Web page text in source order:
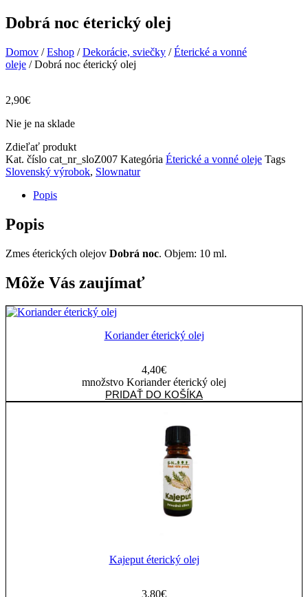
Dobrá noc éterický olej
Domov /Eshop /Dekorácie, sviečky /Éterické a vonné
oleje / Dobrá noc éterický olej
2,90€
Nie je na sklade
Zdieľať produkt
Kat. číslo cat_nr_sloZ007 Kategória Éterické a vonné oleje Tags
Slovenský výrobok, Slownatur
Popis
Popis
Zmes éterických olejov Dobrá noc. Objem: 10 ml.
Môže Vás zaujímať
Koriander éterický olej
4,40€
množstvo Koriander éterický olej
PRIDAŤ DO KOŠÍKA
Kajeput éterický olej
3,80€